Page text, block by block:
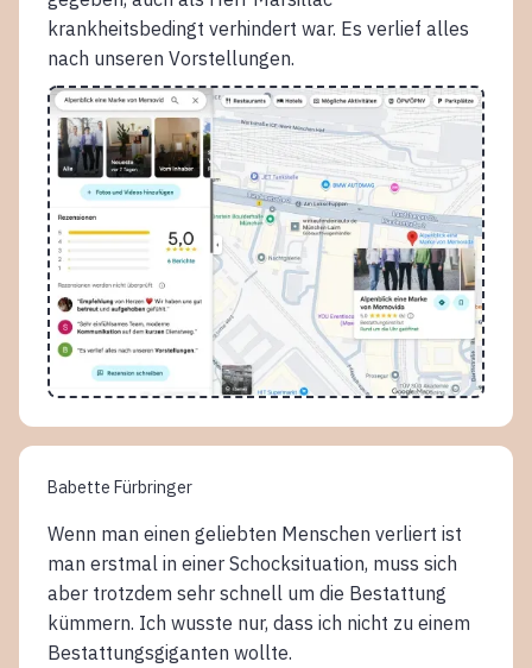
krankheitsbedingt verhindert war. Es verlief alles
nach unseren Vorstellungen.
Babette Fürbringer
Wenn man einen geliebten Menschen verliert ist
man erstmal in einer Schocksituation, muss sich
aber trotzdem sehr schnell um die Bestattung
kümmern. Ich wusste nur, dass ich nicht zu einem
Bestattungsgiganten wollte.